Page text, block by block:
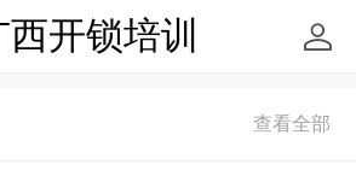
西开锁培训